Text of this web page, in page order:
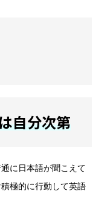
自分次第
に日本語が聞こえて
極的に行動して英語